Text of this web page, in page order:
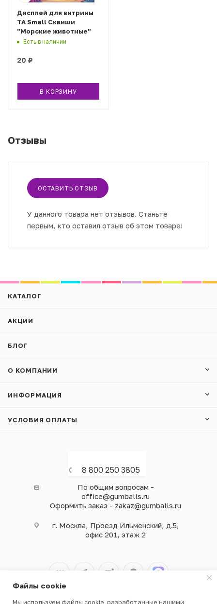
Дисплей для витрины
ТА Small Сквиши
"Морские животные"
Есть в наличии
20 ₽
В КОРЗИНУ
Отзывы
ОСТАВИТЬ ОТЗЫВ
У данного товара нет отзывов. Станьте
первым, кто оставил отзыв об этом товаре!
КАТАЛОГ
АКЦИИ
БЛОГ
О КОМПАНИИ
ИНФОРМАЦИЯ
УСЛОВИЯ ОПЛАТЫ
8 800 250 3805
По общим вопросам -
office@gumballs.ru
Оформить заказ - zakaz@gumballs.ru
г. Москва, Проезд Ильменский, д.5,
офис 201, этаж 2
Файлы cookie
Мы используем файлы cookie, разработанные нашими